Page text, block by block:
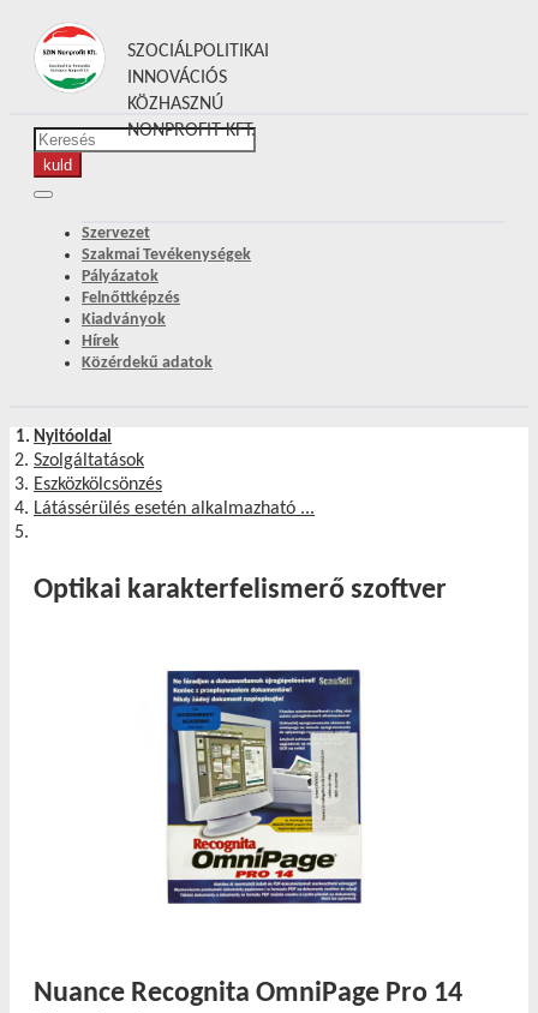
SZOCIÁLPOLITIKAI
INNOVÁCIÓS
KÖZHASZNÚ
NONPROFIT KFT.
Szervezet
Szakmai Tevékenységek
Pályázatok
Felnőttképzés
Kiadványok
Hírek
Közérdekű adatok
Nyitóoldal
Szolgáltatások
Eszközkölcsönzés
Látássérülés esetén alkalmazható ...
Optikai karakterfelismerő szoftver
Nuance Recognita OmniPage Pro 14